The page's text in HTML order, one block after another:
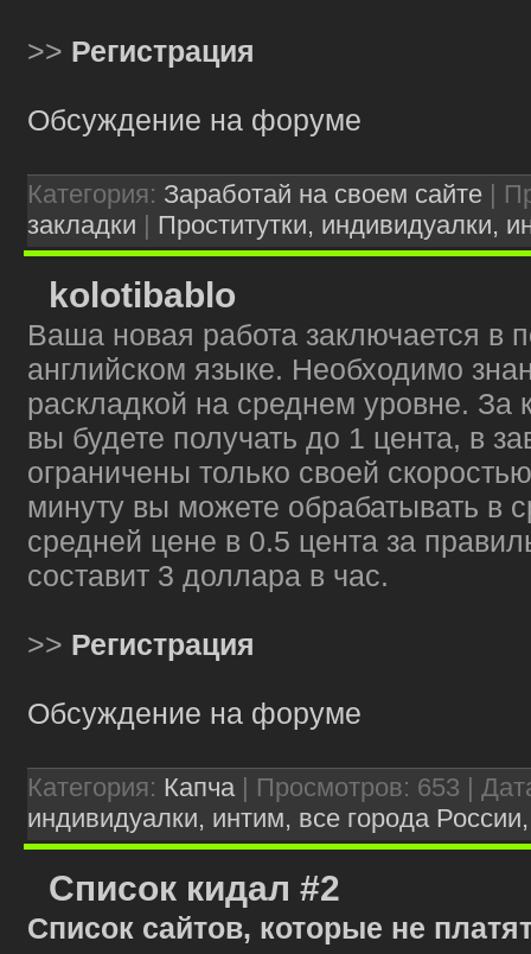
>> Регистрация
Обсуждение на форуме
Категория: Заработай на своем сайте |
закладки | Проститутки, индивидуалки,
kolotibablo
Ваша новая работа заключается в
английском языке. Необходимо
раскладкой на среднем уровне. За
вы будете получать до 1 цента, в
ограничены только своей
минуту вы можете обрабатывать в
средней цене в 0.5 цента за
составит 3 доллара в час.
>> Регистрация
Обсуждение на форуме
Категория: Капча | Просмотров: 653 |
индивидуалки, интим, все города
Список кидал #2
Список сайтов, которые не